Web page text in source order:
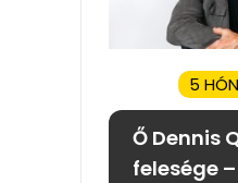
5
Ő Dennis
felesége